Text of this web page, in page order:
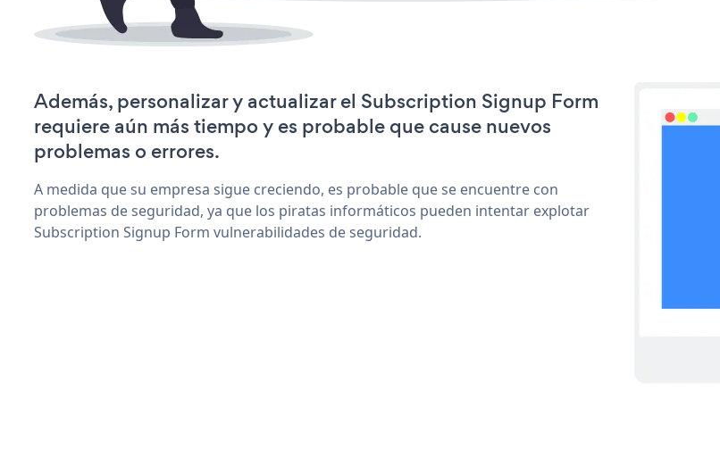
Además, personalizar y actualizar el Subscription Signup Form
requiere aún más tiempo y es probable que cause nuevos
problemas o errores.
A medida que su empresa sigue creciendo, es probable que se encuentre con
problemas de seguridad, ya que los piratas informáticos pueden intentar explotar
Subscription Signup Form vulnerabilidades de seguridad.